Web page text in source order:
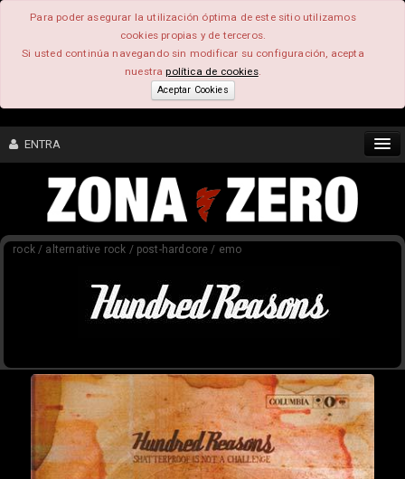
Para poder asegurar la utilización óptima de este sitio utilizamos
cookies propias y de terceros.
Si usted continúa navegando sin modificar su configuración, acepta
nuestrapolítica de cookies.
Aceptar Cookies
ENTRA
CONTENIDO
FEEEDBACK
rock / alternative rock / post-hardcore / emo